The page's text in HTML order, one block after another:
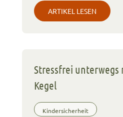
ARTIKEL LESEN
Stressfrei unterwegs
Kegel
Kindersicherheit